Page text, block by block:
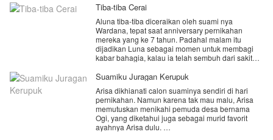
ia temukan di Reruntuhan Kekacauan
Sepuluh ribu tahun kemudian, Jian Chen
terbangun di tubuh seorang pemuda bernama
sama di Benua Bintang Jatuh (Dunia Fana
terendah). Pemuda ini dikenal sebagai "Sampah
ingatan masa lalunya, pengetahuan alkimia
tingkat dewa, dan teknik kultivasi terlarang Seni
Melahap Surga Primordial, Jian Chen memulai
kembali langkahnya dari bawah. Ia bersumpah
untuk membelah langit, menghancurkan para
pengkhianat yang kini telah menjadi Penguasa
Surga, dan mengungkap rahasia sejati di balik
Tiba-tiba Cerai
Aluna tiba-tiba diceraikan oleh suami nya
Wardana, tepat saat anniversary pernikahan
mereka yang ke 7 tahun. Padahal malam itu
dijadikan Luna sebagai momen untuk membagi
kabar bahagia, kalau ia telah sembuh dari sakit
terakhir.
sedang hamil anak kakak nya, Tapi fakta baru
terungkap, keluarga Wardana menginginkan
kematiannya, dapatkah Luna mengungkap tabir
misteri yang keluarga Wardana sembunyikan?
Suamiku Juragan Kerupuk
Arisa dikhianati calon suaminya sendiri di hari
pernikahan. Namun karena tak mau malu, Arisa
memutuskan menikahi pemuda desa bernama
Ogi, yang diketahui juga sebagai murid favorit
ayahnya Arisa dulu.